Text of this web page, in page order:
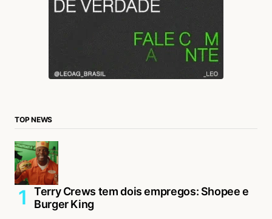
TOP NEWS
Terry Crews tem dois empregos: Shopee e
Burger King